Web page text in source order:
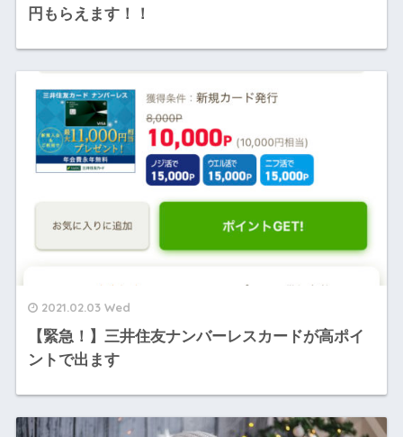
円もらえます！！
2021.02.03 Wed
【緊急！】三井住友ナンバーレスカードが高ポイ
ントで出ます